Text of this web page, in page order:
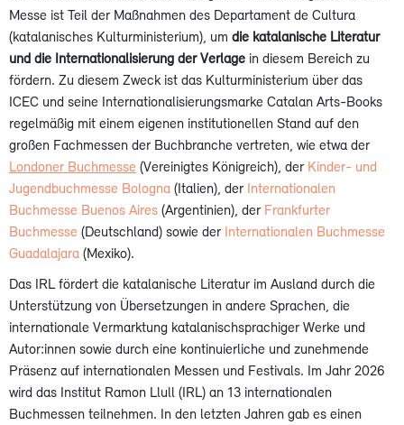
Messe ist Teil der Maßnahmen des Departament de Cultura
(katalanisches Kulturministerium), um die katalanische Literatur
und die Internationalisierung der Verlage in diesem Bereich zu
fördern. Zu diesem Zweck ist das Kulturministerium über das
ICEC und seine Internationalisierungsmarke Catalan Arts-Books
regelmäßig mit einem eigenen institutionellen Stand auf den
großen Fachmessen der Buchbranche vertreten, wie etwa der
Londoner Buchmesse (Vereinigtes Königreich), der Kinder- und
Jugendbuchmesse Bologna (Italien), der Internationalen
Buchmesse Buenos Aires (Argentinien), der Frankfurter
Buchmesse (Deutschland) sowie der Internationalen Buchmesse
Guadalajara (Mexiko).
Das IRL fördert die katalanische Literatur im Ausland durch die
Unterstützung von Übersetzungen in andere Sprachen, die
internationale Vermarktung katalanischsprachiger Werke und
Autor:innen sowie durch eine kontinuierliche und zunehmende
Präsenz auf internationalen Messen und Festivals. Im Jahr 2026
wird das Institut Ramon Llull (IRL) an 13 internationalen
Buchmessen teilnehmen. In den letzten Jahren gab es einen